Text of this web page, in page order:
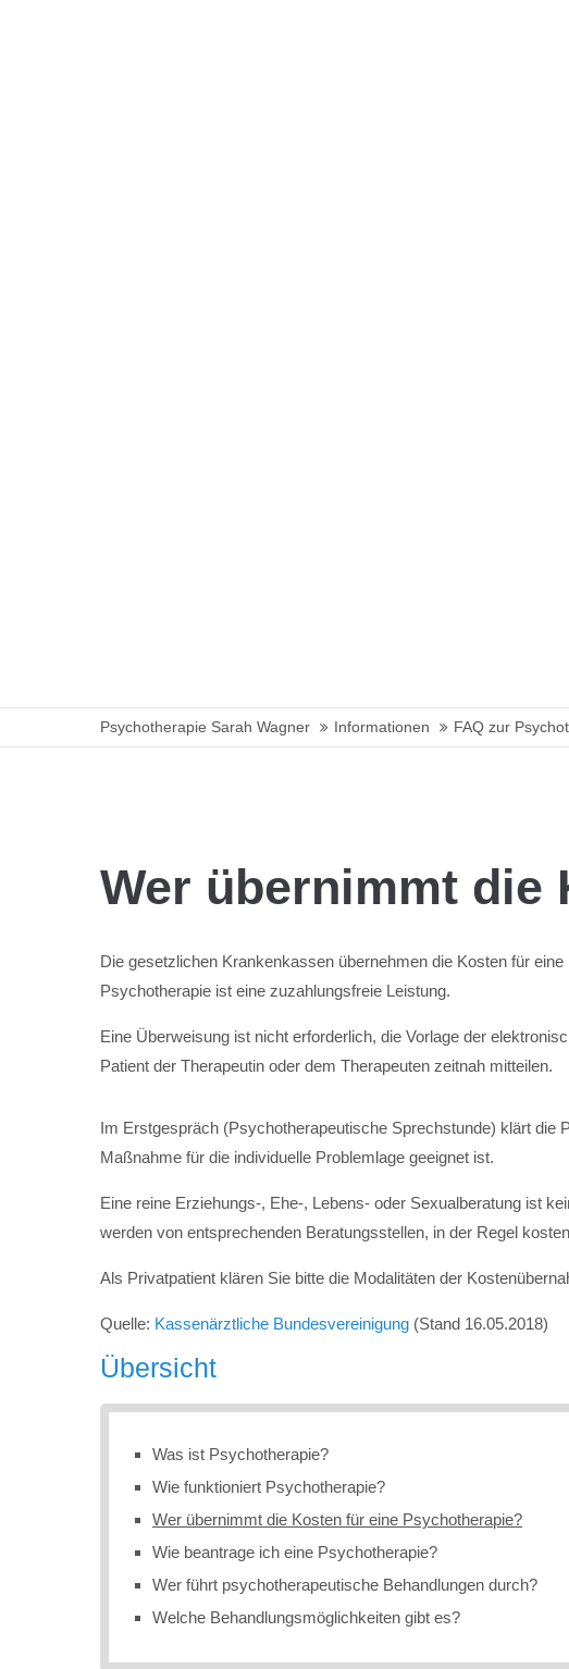
Psychotherapie Sarah Wagner Informationen FAQ zur
Wer übernimmt die
Die gesetzlichen Krankenkassen übernehmen die Kosten für
Psychotherapie ist eine zuzahlungsfreie Leistung.
Eine Überweisung ist nicht erforderlich, die Vorlage der
Patient der Therapeutin oder dem Therapeuten zeitnah mitteilen.
Im Erstgespräch (Psychotherapeutische Sprechstunde) klärt die
Maßnahme für die individuelle Problemlage geeignet ist.
Eine reine Erziehungs-, Ehe-, Lebens- oder Sexualberatung ist
werden von entsprechenden Beratungsstellen, in der Regel
Als Privatpatient klären Sie bitte die Modalitäten der
Quelle: Kassenärztliche Bundesvereinigung (Stand 16.05.2018)
Übersicht
Was ist Psychotherapie?
Wie funktioniert Psychotherapie?
Wer übernimmt die Kosten für eine Psychotherapie?
Wie beantrage ich eine Psychotherapie?
Wer führt psychotherapeutische Behandlungen durch?
Welche Behandlungsmöglichkeiten gibt es?